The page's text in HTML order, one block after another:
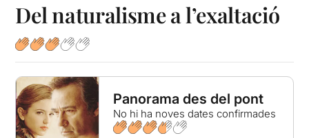
Del naturalisme a l’exaltació
Panorama des del pont
No hi ha noves dates confirmades